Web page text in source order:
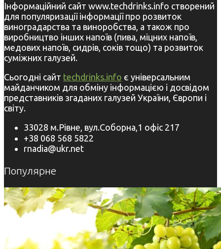
Інформаційний сайт www.techdrinks.info створений
для популяризації інформації про розвиток
виноградарства та виноробства, а також про
виробництво інших напоїв (пива, міцних напоїв,
медових напоїв, сидрів, соків тощо) та розвиток
суміжних галузей.
Сьогодні сайт techdrinks.info є універсальним
майданчиком для обміну інформацією і досвідом
представників згаданих галузей України, Європи і
світу.
33028 м.Рівне, вул.Соборна,1 офіс 217
+38 068 568 5822
rnadia@ukr.net
Популярне